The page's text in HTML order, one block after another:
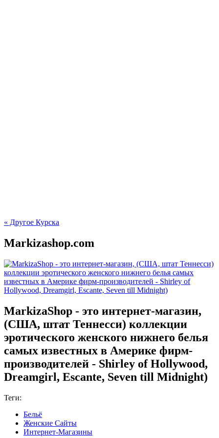
« Другое Курска
Markizashop.com
MarkizaShop - это интернет-магазин,
(США, штат Теннесси) коллекции
эротического женского нижнего белья
самых известных в Америке фирм-
производителей - Shirley of Hollywood,
Dreamgirl, Escante, Seven till Midnight)
Теги:
Бельё
Женские Сайты
Интернет-Магазины